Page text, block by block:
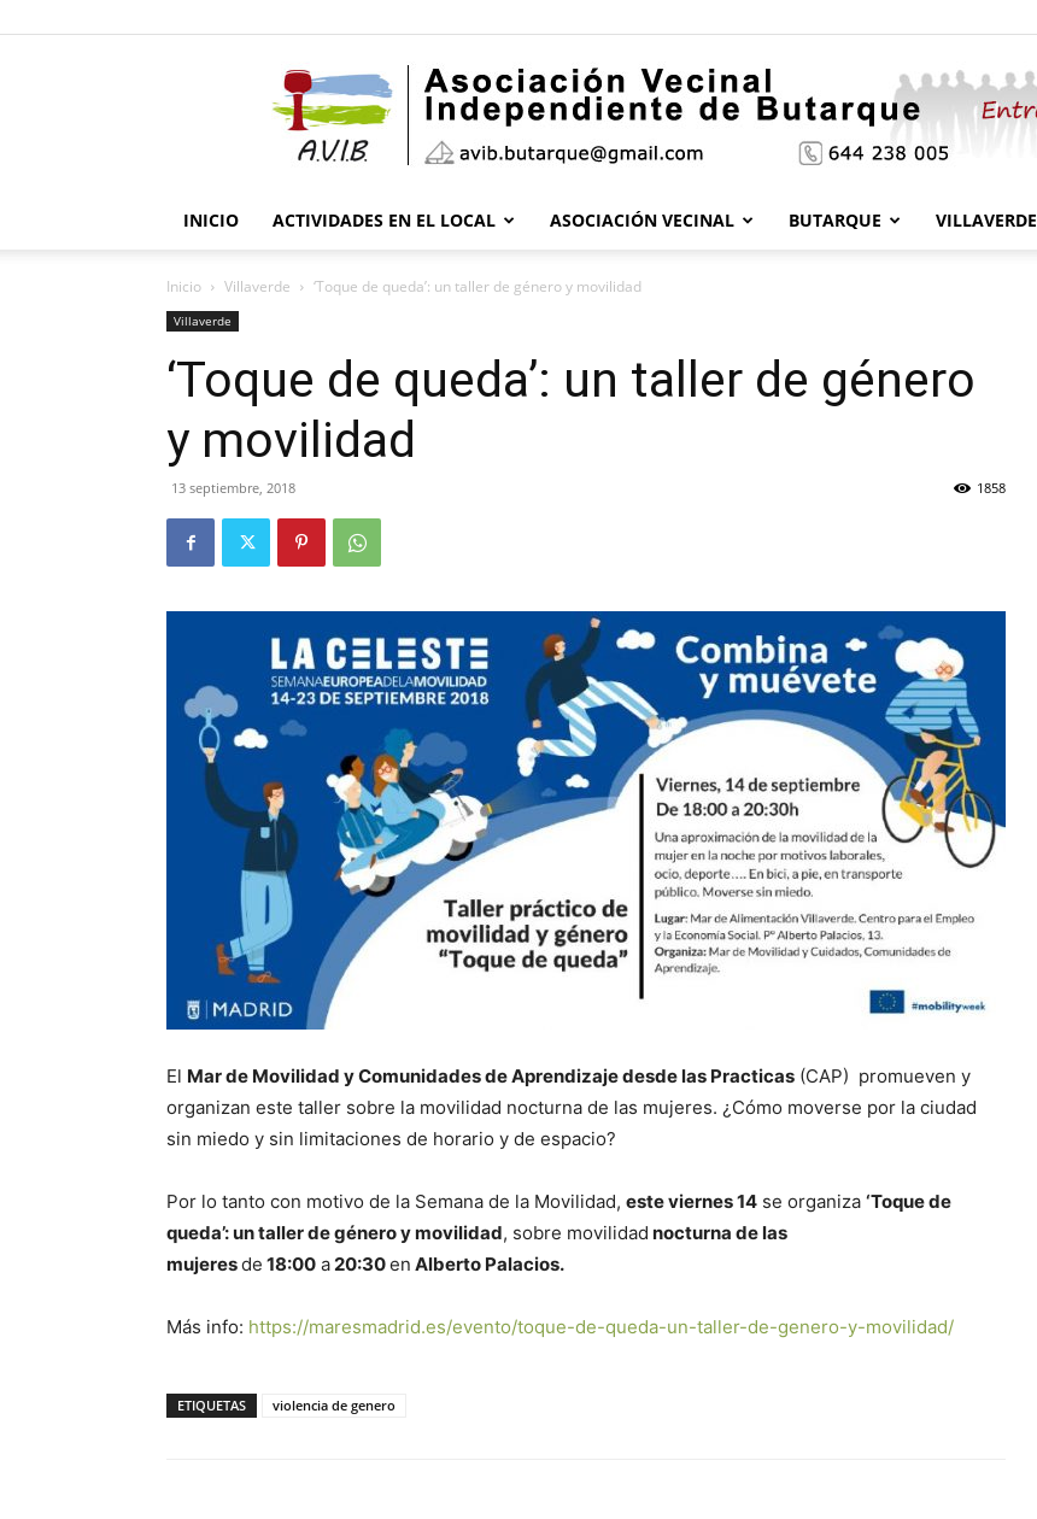
Vecinal
de
Butarque
INICIO ACTIVIDADES EN EL LOCAL ASOCIACIÓN VECINAL BUTARQUE VILLAVERDE
Inicio Villaverde ‘Toque de queda’: un taller de género y movilidad
Villaverde
‘Toque de queda’: un taller de género
y movilidad
13 septiembre, 2018 1858
El Mar de Movilidad y Comunidades de Aprendizaje desde las Practicas (CAP) promueven y
organizan este taller sobre la movilidad nocturna de las mujeres. ¿Cómo moverse por la ciudad
sin miedo y sin limitaciones de horario y de espacio?
Por lo tanto con motivo de la Semana de la Movilidad, este viernes 14 se organiza ‘Toque de
queda’: un taller de género y movilidad, sobre movilidad nocturna de las
mujeresde 18:00 a20:30en Alberto Palacios.
Más info: https://maresmadrid.es/evento/toque-de-queda-un-taller-de-genero-y-movilidad/
ETIQUETAS violencia de genero